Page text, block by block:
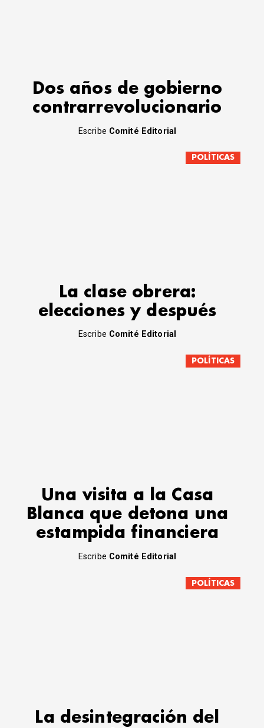
Dos años de gobierno
contrarrevolucionario
Escribe Comité Editorial
POLÍTICAS
La clase obrera:
elecciones y después
Escribe Comité Editorial
POLÍTICAS
Una visita a la Casa
Blanca que detona una
estampida financiera
Escribe Comité Editorial
POLÍTICAS
La desintegración del